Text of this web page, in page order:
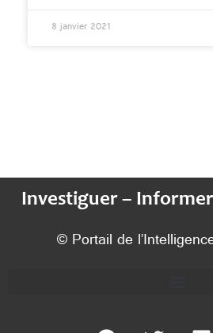
8 janvier 2021
Investiguer –
© Portail de